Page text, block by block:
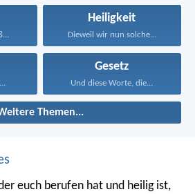
Heiligkeit
Dieweil wir nun solche...
Gesetz
Und diese Worte, die...
Themen...
euch berufen hat und heilig ist,